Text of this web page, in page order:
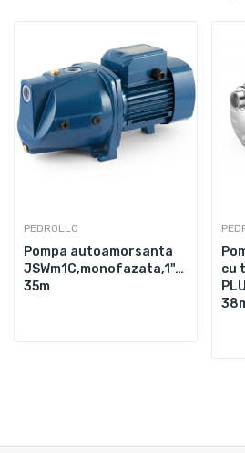
min,Hmax.
PEDROLLO
Pompa autoamorsanta
35m
cu